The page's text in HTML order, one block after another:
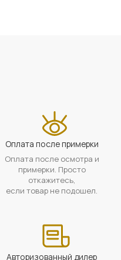
Оплата после примерки
Оплата после осмотра и
примерки. Просто
откажитесь,
если товар не подошел.
Авторизованный дилер